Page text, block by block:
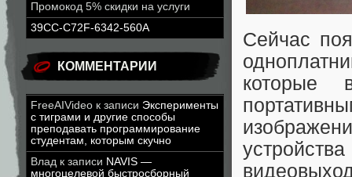
Промокод 5% скидки на услуги
39CC-C72F-6342-560A
КОММЕНТАРИИ
FreeAIVideo к записи Эксперименты
с тиграми и другие способы
преподавать программирование
студентам, которым скучно
Влад к записи NAVIS —
многоцелевой быстросборный
Сейчас
которые